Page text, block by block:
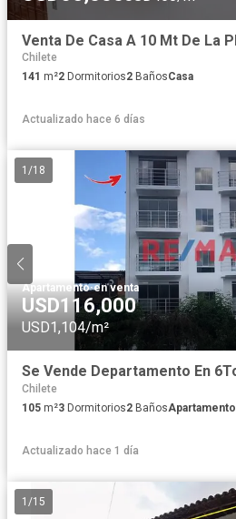
Chilete
141 m²2 Dormitorios2 BañosCasa
Actualizado hace 6 días
1 /18
Apartamento·en venta
USD116,000
USD1,104/m²
Chilete
105 m²3 Dormitorios2 BañosApartamento
Actualizado hace 1 día
1 /15